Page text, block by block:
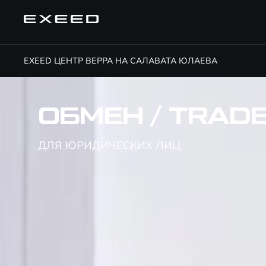
EXEED ЦЕНТР ВЕРРА НА САЛАВАТА ЮЛАЕВА
ОБМЕН /
ДЛЯ ЮРИДИЧЕСКИХ ЛИЦ